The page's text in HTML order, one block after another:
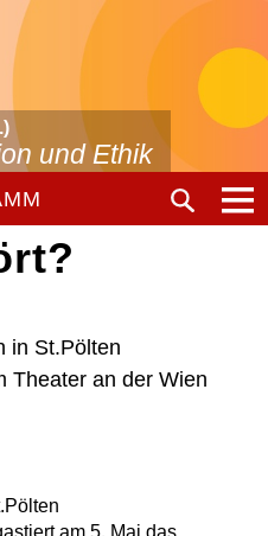
und Ethik
in St.Pölten
Theater an der Wien
am 5. Mai das